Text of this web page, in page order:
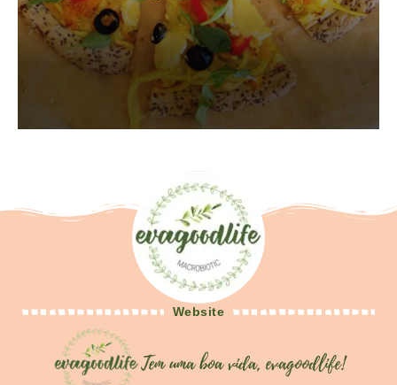
Website